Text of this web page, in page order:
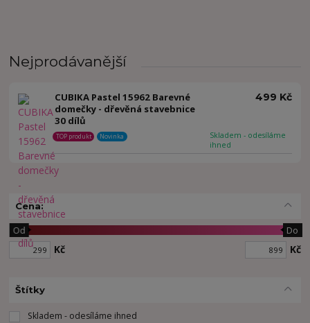
Nejprodávanější
CUBIKA Pastel 15962 Barevné
domečky - dřevěná stavebnice
30 dílů
Skladem - odesíláme
ihned
TOP produkt Novinka
499 Kč
Cena:
Kč
Od Do
Kč
Štítky
Skladem - odesíláme ihned